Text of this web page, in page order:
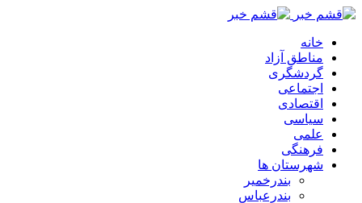
خانه
مناطق آزاد
گردشگری
اجتماعی
اقتصادی
سیاسی
علمی
فرهنگی
شهرستان ها
بندرخمیر
بندرعباس